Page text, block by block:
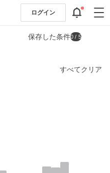
ログイン
保存した条件0 / 5
すべてクリア